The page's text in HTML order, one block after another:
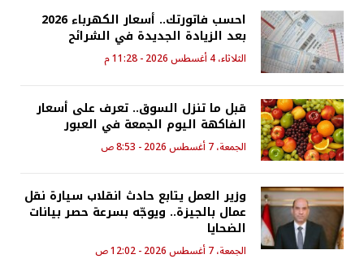
احسب فاتورتك.. أسعار الكهرباء 2026
بعد الزيادة الجديدة في الشرائح
الثلاثاء، 4 أغسطس 2026 - 11:28 م
قبل ما تنزل السوق.. تعرف على أسعار
الفاكهة اليوم الجمعة في العبور
الجمعة، 7 أغسطس 2026 - 8:53 ص
وزير العمل يتابع حادث انقلاب سيارة نقل
عمال بالجيزة.. ويوجّه بسرعة حصر بيانات
الضحايا
الجمعة، 7 أغسطس 2026 - 12:02 ص